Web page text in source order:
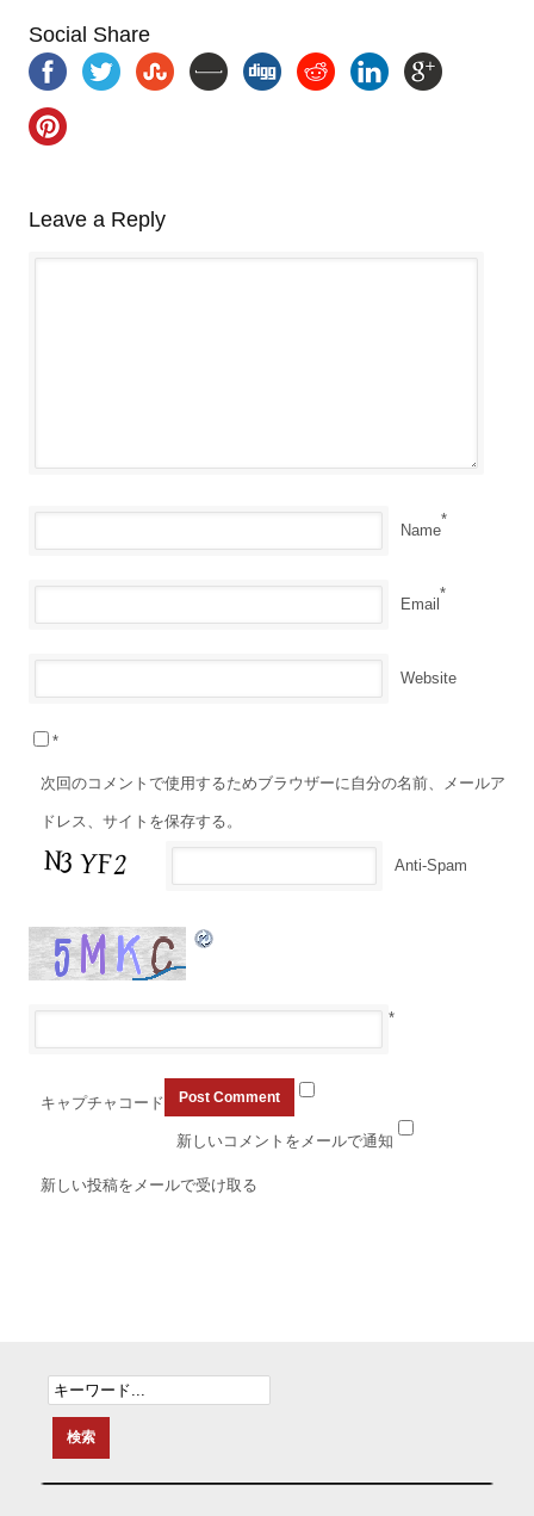
Social Share
Leave a Reply
Name
*
Email
*
Website
次回のコメントで使用するためブラウザーに自分の名前、メールア
ドレス、サイトを保存する。
Anti-Spam
*
キャプチャコード
*
新しいコメントをメールで通知
新しい投稿をメールで受け取る